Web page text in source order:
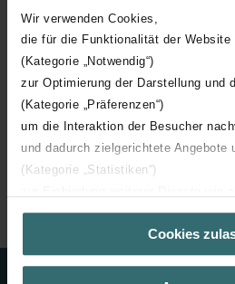
Wir verwenden Cookies,
die für die Funktionalität der Website
(Kategorie „Notwendig“)
zur Optimierung der Darstellung und
(Kategorie „Präferenzen“)
um die Interaktion der Besucher
und dadurch zielgerichtete Angebote
(Kategorie „Statistiken“)
(Kategorie „Marketing“)
Über „Details zeigen“ bzw. die
Sie weitere Informationen. Durch die
Cookies
Zehnder Group Ibérica
Bocas
Zehnder ComfoCase